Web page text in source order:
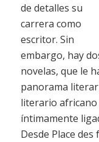
de detalles su
carrera como
escritor. Sin
embargo, hay
novelas, que le
panorama
literario africano
íntimamente
Desde Place des